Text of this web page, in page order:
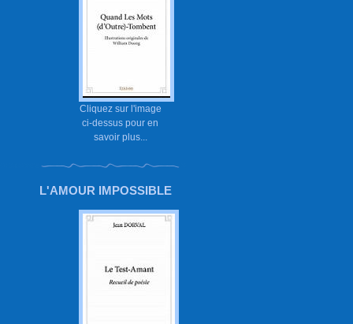
Cliquez sur l'image
ci-dessus pour en
savoir plus...
L'AMOUR IMPOSSIBLE